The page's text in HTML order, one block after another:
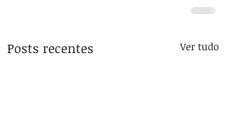
Posts recentes Ver tudo